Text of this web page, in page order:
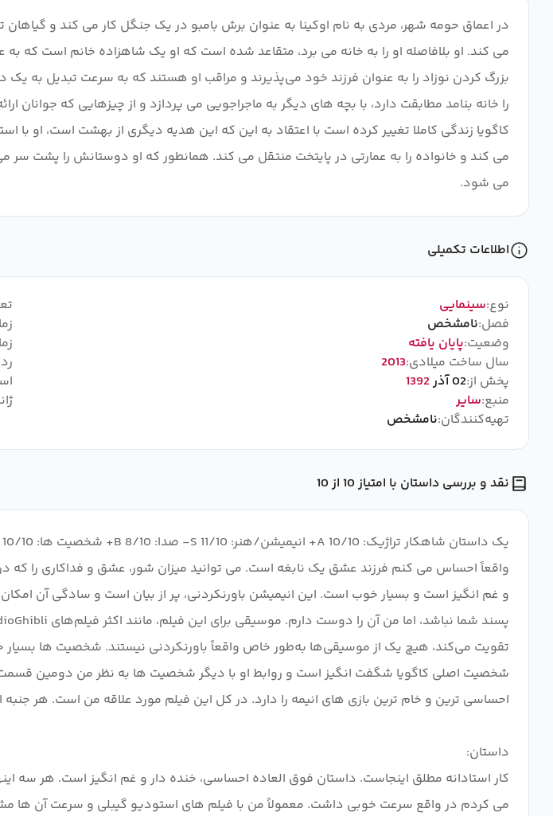
در اعماق حومه شهر، مردی به نام اوکینا به عنوان برش بامبو در یک جنگل کار می کند و
می کند. او بلافاصله او را به خانه می برد، متقاعد شده است که او یک شاهزاده خانم است
بزرگ کردن نوزاد را به عنوان فرزند خود می‌پذیرند و مراقب او هستند که به سرعت تبدیل به
را خانه بنامد مطابقت دارد، با بچه های دیگر به ماجراجویی می پردازد و از چیزهایی که جوانان
کاگویا زندگی کاملا تغییر کرده است با اعتقاد به این که این هدیه دیگری از بهشت ​​است، او
می کند و خانواده را به عمارتی در پایتخت منتقل می کند. همانطور که او دوستانش را پشت سر
می شود.
اطلاعات تکمیلی
نوع:سینمایی
فصل:نامشخص
وضعیت:پایان یافته
سال ساخت میلادی:2013
پخش از:02 آذر
1392
منبع:سایر
تهیه‌کنندگان:نامشخص
نقد و بررسی داستان با امتیاز 10 از 10
واقعاً احساس می کنم فرزند عشق یک نابغه است. می توانید میزان شور، عشق و فداکاری را که
و غم انگیز است و بسیار خوب است. این انیمیشن باورنکردنی، پر از بیان است و سادگی آن
تقویت می‌کند، هیچ یک از موسیقی‌ها به‌طور خاص واقعاً باورنکردنی نیستند. شخصیت ها
شخصیت اصلی کاگویا شگفت انگیز است و روابط او با دیگر شخصیت ها به نظر من دومین قسمت
کار استادانه مطلق اینجاست. داستان فوق العاده احساسی، خنده دار و غم انگیز است. هر سه
می کردم در واقع سرعت خوبی داشت. معمولاً من با فیلم های استودیو گیبلی و سرعت آن ها